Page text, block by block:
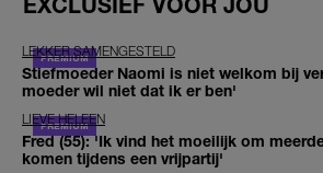
LEKKER SAMENGESTELD
Stiefmoeder Naomi is niet welkom bij
moeder wil niet dat ik er ben'
LIEVE HELEEN
Fred (55): 'Ik vind het moeilijk om
komen tijdens een vrijpartij'